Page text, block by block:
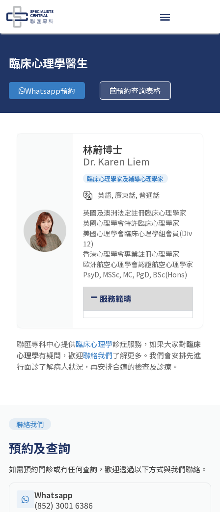
Skip
to
content
臨床心理學醫生
Whatsapp預約 預約查詢表格
林蔚博士
Dr. Karen Liem
臨床心理學家及輔導心理學家
英語, 廣東話, 普通話
英國及澳洲法定註冊臨床心理學家
英國心理學會特許臨床心理學家
美國心理學會臨床心理學組會員(Div
12)
香港心理學會專業註冊心理學家
歐洲航空心理學會認證航空心理學家
PsyD, MSSc, MC, PgD, BSc(Hons)
服務範疇
聯匯專科中心提供臨床心理學診症服務，如果大家對臨床
心理學有疑問，歡迎聯絡我們了解更多。我們會安排先進
行面診了解病人狀況，再安排合適的檢查及診療。
聯絡我們
預約及查詢
如需預約門診或有任何查詢，歡迎透過以下方式與我們聯絡。
Whatsapp
(852) 3001 6386